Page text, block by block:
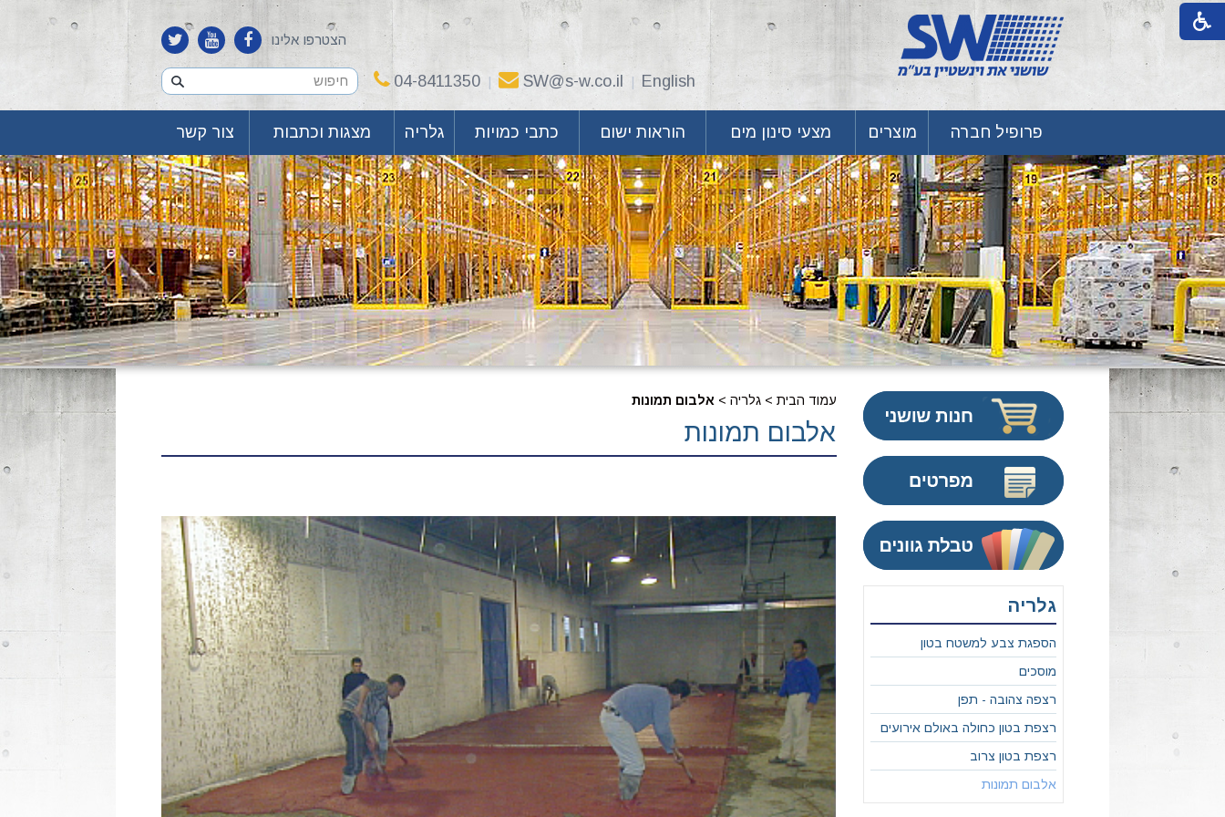
הצטרפו אלינו
04-8411350 | SW@s-w.co.il | English
פרופיל חברה מוצרים מצעי סינון מים הוראות ישום כתבי כמויות גלריה מצגות וכתבות צור קשר
עמוד הבית >גלריה > אלבום תמונות
אלבום תמונות
גלריה
הספגת צבע למשטח בטון
מוסכים
רצפה צהובה - תפן
רצפת בטון כחולה באולם אירועים
רצפת בטון צרוב
אלבום תמונות